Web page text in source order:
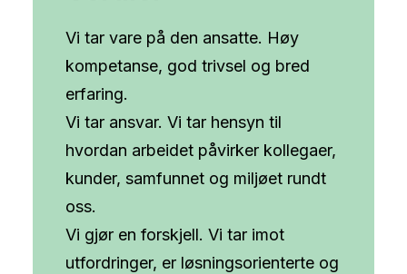
Vi tar vare på den ansatte. Høy
kompetanse, god trivsel og bred
erfaring.
Vi tar ansvar. Vi tar hensyn til
hvordan arbeidet påvirker kollegaer,
kunder, samfunnet og miljøet rundt
oss.
Vi gjør en forskjell. Vi tar imot
utfordringer, er løsningsorienterte og